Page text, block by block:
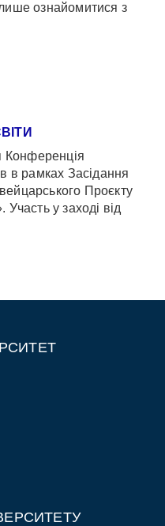
ознайомитися з
Конференція
в рамках Засідання
Проєкту
Участь у заході від